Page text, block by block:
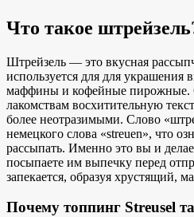
Что такое
Штрейзель — это вкусная
используется для для украшения
маффины и кофейные пирожные.
лакомствам восхитительную
более неотразимыми. Слово
немецкого слова «streuen», что
рассыпать. Именно это вы и
посыпаете им выпечку перед
запекается, образуя хрустящий,
Почему топпинг Streusel